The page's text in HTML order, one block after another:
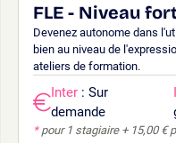
FLE - Niveau
Devenez autonome dans
bien au niveau de
ateliers de formation.
Inter : Sur
demande
*pour 1 stagiaire + 15,00 €